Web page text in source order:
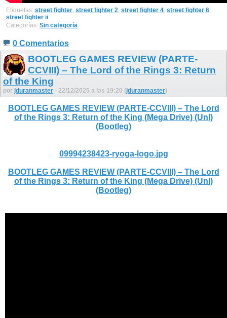
Etiquetas: street fighter, street fighter 2, street fighter 4, street fighter 6,
street fighter ii
Categorías: Sin categoría
0 Comentarios
BOOTLEG GAMES REVIEW (PARTE-
CCVIII) – The Lord of the Rings 3: Return
of the King
por jduranmaster - 22/12/2025 a las 19:20 (jduranmaster)
BOOTLEG GAMES REVIEW (PARTE-CCVIII) – The Lord
of the Rings 3: Return of the King (Mega Drive) (Unl)
(Bootleg)
09994238423-ryoga-logo.jpg
BOOTLEG GAMES REVIEW (PARTE-CCVIII) – The Lord
of the Rings 3: Return of the King (Mega Drive) (Unl)
(Bootleg)